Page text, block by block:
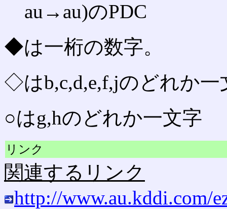
au→au)のPDC
◆は一桁の数字。
◇はb,c,d,e,f,jのどれか一
○はg,hのどれか一文字
リンク
関連するリンク
http://www.au.kddi.com/